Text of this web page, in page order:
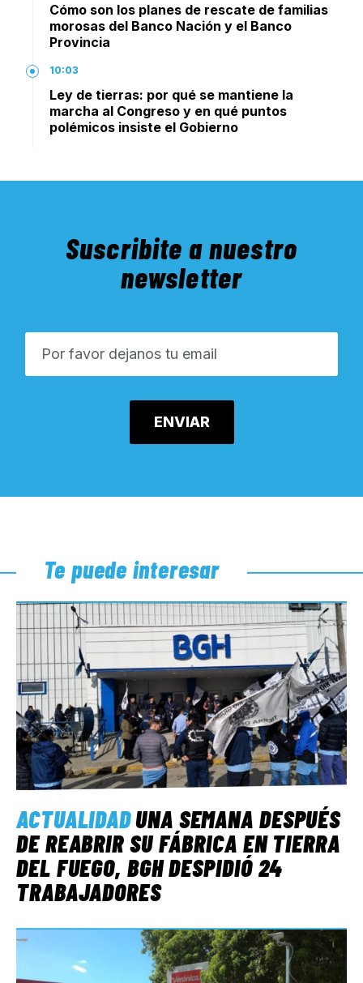
Cómo son los planes de rescate de familias
morosas del Banco Nación y el Banco
Provincia
10:03
Ley de tierras: por qué se mantiene la
marcha al Congreso y en qué puntos
polémicos insiste el Gobierno
Suscribite a nuestro
newsletter
Te puede interesar
ACTUALIDADUNA SEMANA DESPUÉS
DE REABRIR SU FÁBRICA EN TIERRA
DEL FUEGO, BGH DESPIDIÓ 24
TRABAJADORES